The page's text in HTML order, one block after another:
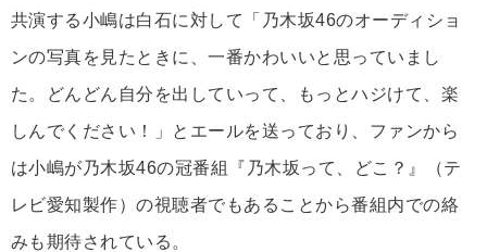
共演する小嶋は白石に対して「乃木坂46のオーディショ
ンの写真を見たときに、一番かわいいと思っていまし
た。どんどん自分を出していって、もっとハジけて、楽
しんでください！」とエールを送っており、ファンから
は小嶋が乃木坂46の冠番組『乃木坂って、どこ？』（テ
レビ愛知製作）の視聴者でもあることから番組内での絡
みも期待されている。